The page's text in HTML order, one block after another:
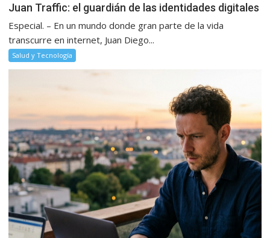
Juan Traffic: el guardián de las identidades digitales
Especial. – En un mundo donde gran parte de la vida
transcurre en internet, Juan Diego...
Salud y Tecnología